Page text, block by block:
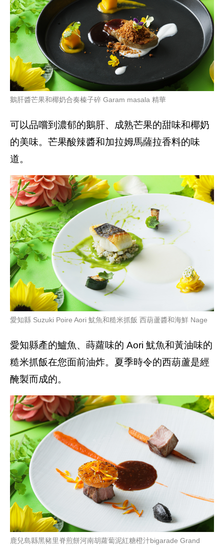
鵝肝醬芒果和椰奶合奏榛子碎 Garam masala 精華
可以品嚐到濃郁的鵝肝、成熟芒果的甜味和椰奶
的美味。芒果酸辣醬和加拉姆馬薩拉香料的味
道。
愛知縣 Suzuki Poire Aori 魷魚和糙米抓飯 西葫蘆醬和海鮮 Nage
愛知縣產的鱸魚、蒔蘿味的 Aori 魷魚和黃油味的
糙米抓飯在您面前油炸。夏季時令的西葫蘆是經
醃製而成的。
鹿兒島縣黑豬里脊煎餅河南胡蘿蔔泥紅糖橙汁bigarade Grand